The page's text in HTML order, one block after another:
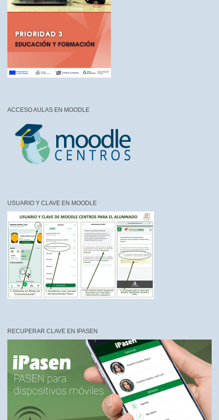
ACCESO AULAS EN MOODLE
USUARIO Y CLAVE EN MOODLE
RECUPERAR CLAVE EN IPASEN